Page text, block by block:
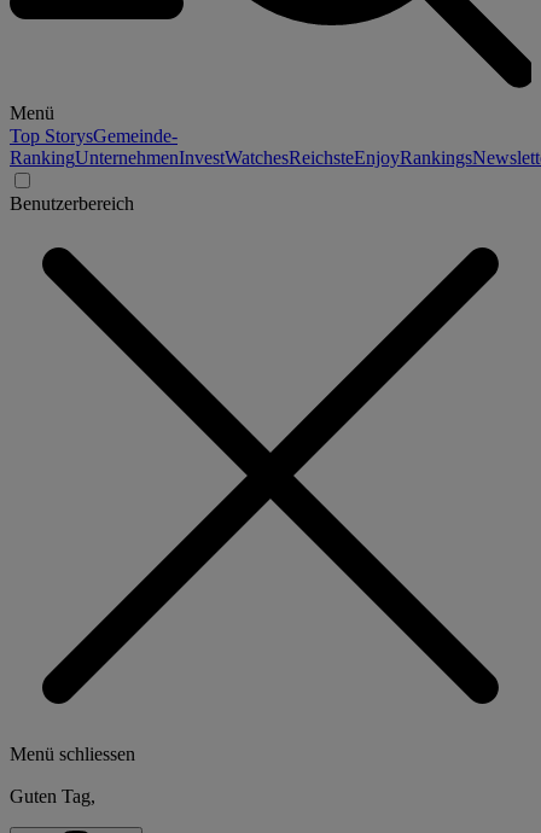
Menü
Top StorysGemeinde-
RankingUnternehmenInvestWatchesReichsteEnjoyRankings
Benutzerbereich
Menü schliessen
Guten Tag,